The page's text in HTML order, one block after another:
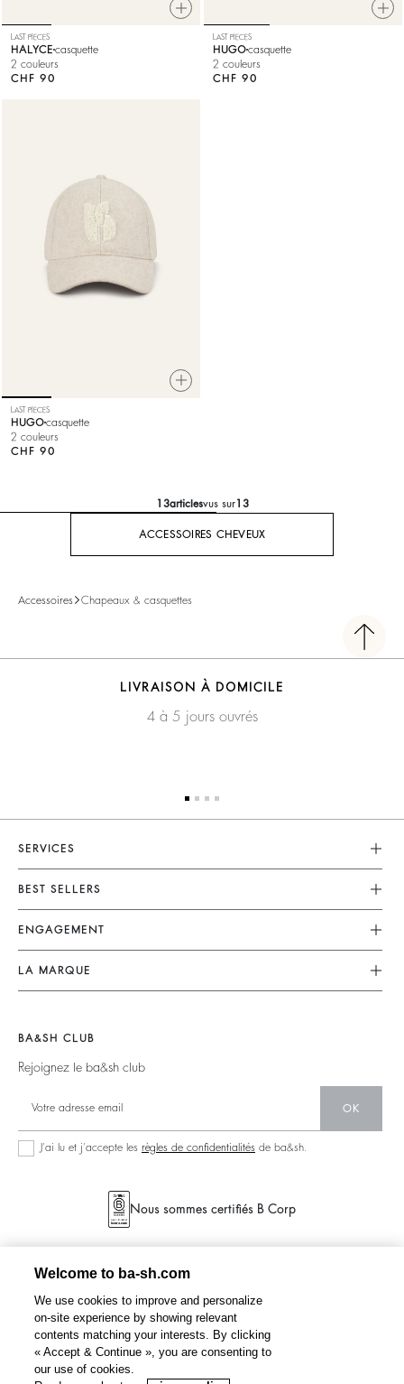
LAST PIECES
HALYCE casquette
2 couleurs
CHF 90
LAST PIECES
HUGOcasquette
2 couleurs
CHF 90
LAST PIECES
HUGOcasquette
2 couleurs
CHF 90
13articlesvus sur13
ACCESSOIRES CHEVEUX
Accessoires Chapeaux & casquettes
LIVRAISON À DOMICILE
4 à 5 jours ouvrés
SERVICES
Service Client
FAQ
Retours & Remboursements
CGV
Mentions Légales
BEST SELLERS
Robes
Combinaisons
Tops & Chemises
Pulls & Cardigans
Dos Nus
ENGAGEMENT
Nos Engagements
Collection Responsable
LA MARQUE
Barbara & Sharon
125 Et Après
Nos Boutiques
BA&SH CLUB
Rejoignez le ba&sh club
OK
J’ai lu et j’accepte les règles de confidentialités de ba&sh.
Nous sommes certifiés B Corp
Welcome to ba-sh.com
We use cookies to improve and personalize
on-site experience by showing relevant
contents matching your interests. By clicking
« Accept & Continue », you are consenting to
our use of cookies.